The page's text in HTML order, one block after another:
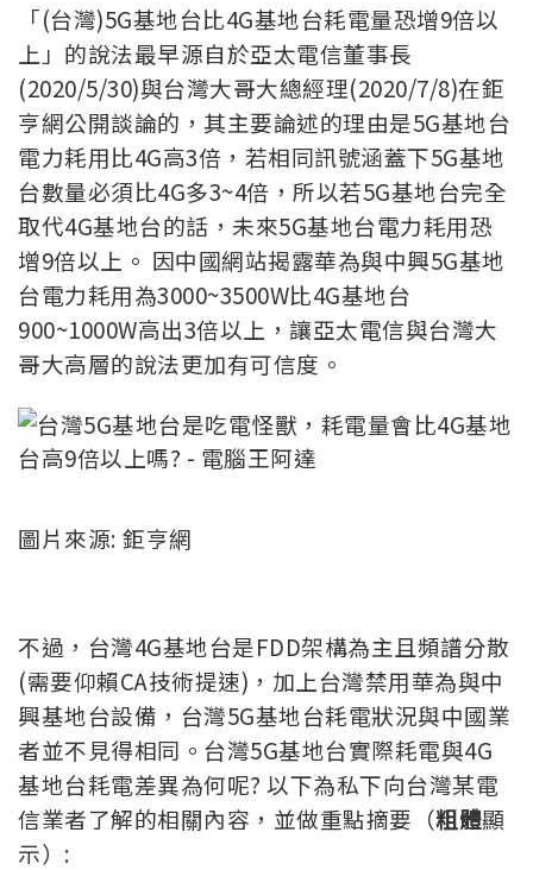
「(台灣)5G基地台比4G基地台耗電量恐增9倍以
上」的說法最早源自於亞太電信董事長
(2020/5/30)與台灣大哥大總經理(2020/7/8)在鉅
亨網公開談論的，其主要論述的理由是5G基地台
電力耗用比4G高3倍，若相同訊號涵蓋下5G基地
台數量必須比4G多3~4倍，所以若5G基地台完全
取代4G基地台的話，未來5G基地台電力耗用恐
增9倍以上。 因中國網站揭露華為與中興5G基地
台電力耗用為3000~3500W比4G基地台
900~1000W高出3倍以上，讓亞太電信與台灣大
哥大高層的說法更加有可信度。
圖片來源: 鉅亨網
不過，台灣4G基地台是FDD架構為主且頻譜分散
(需要仰賴CA技術提速)，加上台灣禁用華為與中
興基地台設備，台灣5G基地台耗電狀況與中國業
者並不見得相同。台灣5G基地台實際耗電與4G
基地台耗電差異為何呢? 以下為私下向台灣某電
信業者了解的相關內容，並做重點摘要（粗體顯
示）: